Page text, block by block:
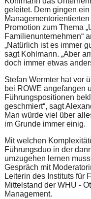
geleitet. Dem gingen
Promotion zum Thema
Familienunternehmen“
„Natürlich ist es immer
sagt Kohlmann. „Aber
doch immer etwas
Stefan Wermter hat vor
bei ROWE angefangen
Führungspositionen
geschmiert“, sagt
Man würde viel über
im Grunde immer einig.
Mit welchen
Führungsduo in der
umzugehen lernen
Gespräch mit
Leiterin des Instituts für
Mittelstand der WHU -
Management.